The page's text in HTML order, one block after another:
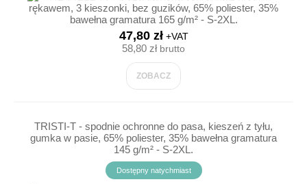
47,80 zł+VAT
58,80 złbrutto
ZOBACZ
TRISTI-T - spodnie ochronne do pasa, kieszeń z tyłu,
gumka w pasie, 65% poliester, 35% bawełna gramatura
145 g/m² - S-2XL.
Dostępny natychmiast